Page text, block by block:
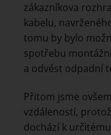
zákazníkova
kabelu,
tomu by bylo
spotřebu
a odvést odpadní
Přitom jsme
vzdáleností,
dochází k